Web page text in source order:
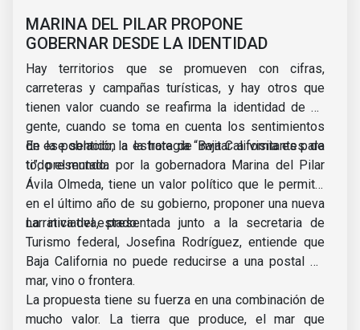
MARINA DEL PILAR PROPONE
GOBERNAR DESDE LA IDENTIDAD
Hay territorios que se promueven con cifras,
carreteras y campañas turísticas, y hay otros que
tienen valor cuando se reafirma la identidad de su
gente, cuando se toma en cuenta los sentimientos
de la población a la hora de invitar a visitantes de
todo el mundo.
En ese sentido, la estrategia “Baja California es para
ti”, presentada por la gobernadora Marina del Pilar
Ávila Olmeda, tiene un valor político que le permite,
en el último año de su gobierno, proponer una nueva
narrativa del estado.
La iniciativa, presentada junto a la secretaria de
Turismo federal, Josefina Rodríguez, entiende que
Baja California no puede reducirse a una postal de
mar, vino o frontera.
La propuesta tiene su fuerza en una combinación de
mucho valor. La tierra que produce, el mar que